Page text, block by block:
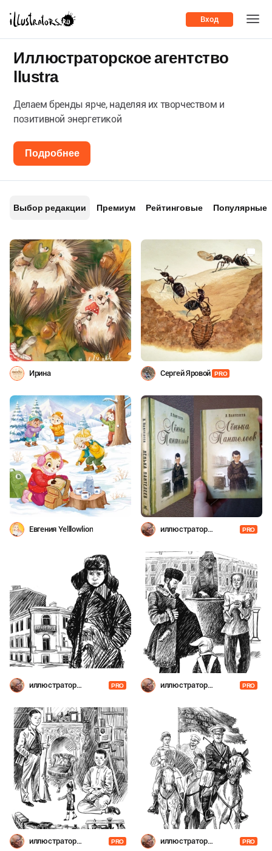
Вход
Иллюстраторское агентство
llustra
Делаем бренды ярче, наделяя их творчеством и
позитивной энергетикой
Подробнее
Выбор редакции Премиум Рейтинговые Популярные
Ирина Сергей Яровой PRO
Евгения Yelllowlion
иллюстратор
PRO
иллюстратор
PRO
иллюстратор
PRO
иллюстратор
PRO
иллюстратор
PRO